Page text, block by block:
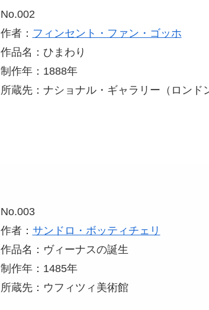
No.002
作者： フィンセント・ファン・ゴッホ
作品名：ひまわり
制作年：1888年
所蔵先：ナショナル・ギャラリー（ロンド
No.003
作者： サンドロ・ボッティチェリ
作品名：ヴィーナスの誕生
制作年：1485年
所蔵先：ウフィツィ美術館